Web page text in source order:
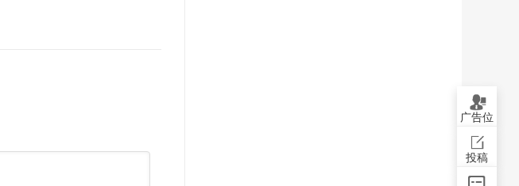
广告位
投稿